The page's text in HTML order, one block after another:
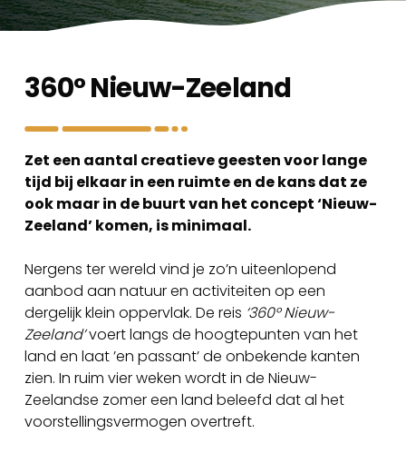
360° Nieuw-Zeeland
Zet een aantal creatieve geesten voor lange
tijd bij elkaar in een ruimte en de kans dat ze
ook maar in de buurt van het concept ‘Nieuw-
Zeeland’ komen, is minimaal.
Nergens ter wereld vind je zo’n uiteenlopend
aanbod aan natuur en activiteiten op een
dergelijk klein oppervlak. De reis ‘360° Nieuw-
Zeeland’voert langs de hoogtepunten van het
land en laat ’en passant’ de onbekende kanten
zien. In ruim vier weken wordt in de Nieuw-
Zeelandse zomer een land beleefd dat al het
voorstellingsvermogen overtreft.